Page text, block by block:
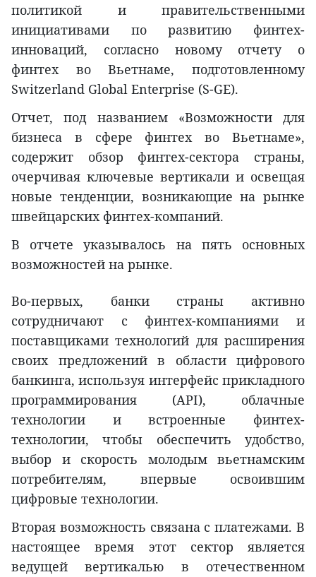
политикой и правительственными
инициативами по развитию финтех-
инноваций, согласно новому отчету о
финтех во Вьетнаме, подготовленному
Switzerland Global Enterprise (S-GE).
Отчет, под названием «Возможности для
бизнеса в сфере финтех во Вьетнаме»,
содержит обзор финтех-сектора страны,
очерчивая ключевые вертикали и освещая
новые тенденции, возникающие на рынке
швейцарских финтех-компаний.
В отчете указывалось на пять основных
возможностей на рынке.
Во-первых, банки страны активно
сотрудничают с финтех-компаниями и
поставщиками технологий для расширения
своих предложений в области цифрового
банкинга, используя интерфейс прикладного
программирования (API), облачные
технологии и встроенные финтех-
технологии, чтобы обеспечить удобство,
выбор и скорость молодым вьетнамским
потребителям, впервые освоившим
цифровые технологии.
Вторая возможность связана с платежами. В
настоящее время этот сектор является
ведущей вертикалью в отечественном